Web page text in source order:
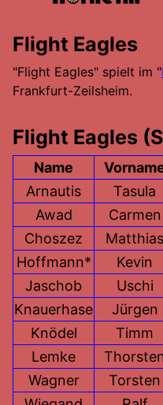
Flight Eagles
"Flight Eagles" spielt im "
Frankfurt-Zeilsheim.
Flight Eagles
Name
Arnautis
Tasula
Awad
Carmen
Choszez
Matthias
Hoffmann*
Kevin
Jaschob
Uschi
Knauerhase
Jürgen
Knödel
Timm
Lemke
Wagner
Torsten